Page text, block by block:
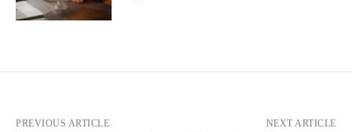
PREVIOUS ARTICLE NEXT ARTICLE